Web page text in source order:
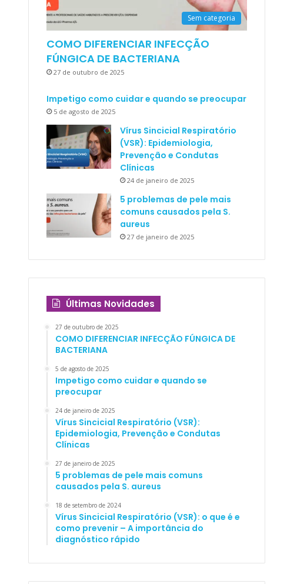
Sem categoria
COMO DIFERENCIAR INFECÇÃO
FÚNGICA DE BACTERIANA
27 de outubro de 2025
Impetigo como cuidar e quando se preocupar
5 de agosto de 2025
Vírus Sincicial Respiratório
(VSR): Epidemiologia,
Prevenção e Condutas
Clínicas
24 de janeiro de 2025
5 problemas de pele mais
comuns causados pela S.
aureus
27 de janeiro de 2025
Últimas Novidades
27 de outubro de 2025
COMO DIFERENCIAR INFECÇÃO FÚNGICA DE
BACTERIANA
5 de agosto de 2025
Impetigo como cuidar e quando se
preocupar
24 de janeiro de 2025
Vírus Sincicial Respiratório (VSR):
Epidemiologia, Prevenção e Condutas
Clínicas
27 de janeiro de 2025
5 problemas de pele mais comuns
causados pela S. aureus
18 de setembro de 2024
Vírus Sincicial Respiratório (VSR): o que é e
como prevenir – A importância do
diagnóstico rápido